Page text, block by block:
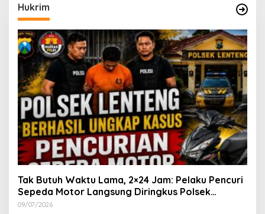
Hukrim
Tak Butuh Waktu Lama, 2×24 Jam: Pelaku Pencuri
Sepeda Motor Langsung Diringkus Polsek
Lenteng di Wilayah Manding
09/07/2026